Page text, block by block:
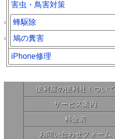
害虫・鳥害対策
蜂駆除
鳩の糞害
iPhone修理
便利屋の便利社！ついて
サービス案内
料金表
お問い合わせフォーム